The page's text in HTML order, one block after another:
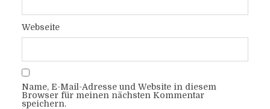
Webseite
Name, E-Mail-Adresse und Website in diesem
Browser für meinen nächsten Kommentar
speichern.